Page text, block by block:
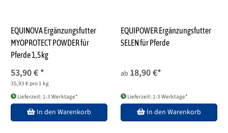
EQUINOVA Ergänzungsfutter
MYOPROTECT POWDER für
Pferde 1,5kg
53,90 € *
35,93 € pro 1 kg
Lieferzeit: 1-3 Werktage*
In den Warenkorb
EQUIPOWER Ergänzungsfutter
SELEN für Pferde
ab 18,90 €*
Lieferzeit: 1-3 Werktage*
In den Warenkorb